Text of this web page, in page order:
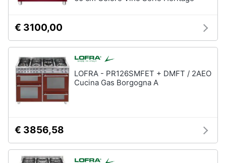
€ 3100,00
LOFRA - PR126SMFET + DMFT / 2AEO
Cucina Gas Borgogna A
€ 3856,58